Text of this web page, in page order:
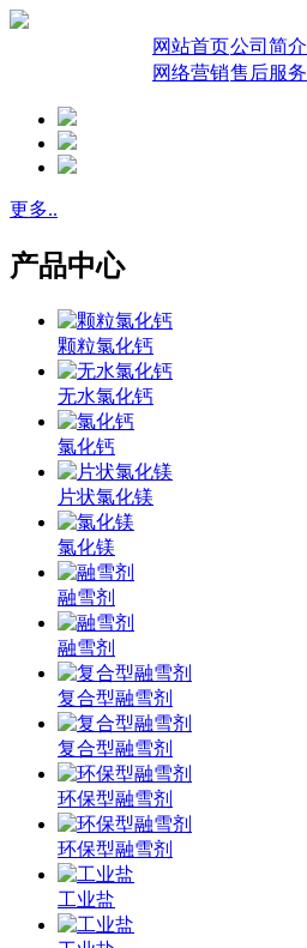
网站首页公司简介
网络营销售后服务
更多..
产品中心
颗粒氯化钙
无水氯化钙
氯化钙
片状氯化镁
氯化镁
融雪剂
融雪剂
复合型融雪剂
复合型融雪剂
环保型融雪剂
环保型融雪剂
工业盐